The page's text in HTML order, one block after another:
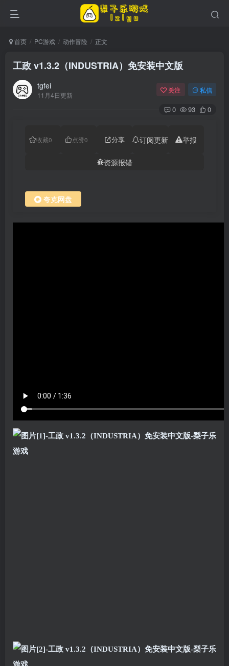
首页 PC游戏 动作冒险 正文
工政 v1.3.2（INDUSTRIA）免安装中文版
tgfei
11月4日更新
关注 私信
0 93 0
收藏0 点赞0 分享 订阅更新 举报
资源报错
夸克网盘